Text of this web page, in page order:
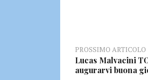
PROSSIMO ARTICOLO
Lucas Malvacini
augurarvi buona